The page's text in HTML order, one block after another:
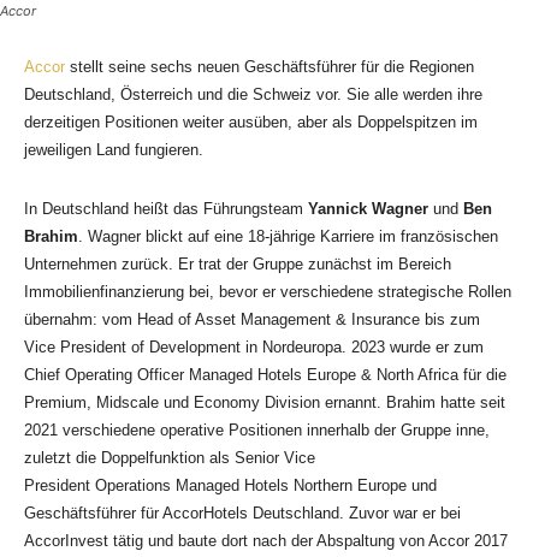
Accor
Accor stellt seine sechs neuen Geschäftsführer für die Regionen
Deutschland, Österreich und die Schweiz vor. Sie alle werden ihre
derzeitigen Positionen weiter ausüben, aber als Doppelspitzen im
jeweiligen Land fungieren.
In Deutschland heißt das Führungsteam Yannick Wagner und Ben
Brahim . Wagner blickt auf eine 18-jährige Karriere im französischen
Unternehmen zurück. Er trat der Gruppe zunächst im Bereich
Immobilienfinanzierung bei, bevor er verschiedene strategische Rollen
übernahm: vom Head of Asset Management & Insurance bis zum
Vice President of Development in Nordeuropa. 2023 wurde er zum
Chief Operating Officer Managed Hotels Europe & North Africa für die
Premium, Midscale und Economy Division ernannt. Brahim hatte seit
2021 verschiedene operative Positionen innerhalb der Gruppe inne,
zuletzt die Doppelfunktion als Senior Vice
President Operations Managed Hotels Northern Europe und
Geschäftsführer für AccorHotels Deutschland. Zuvor war er bei
AccorInvest tätig und baute dort nach der Abspaltung von Accor 2017